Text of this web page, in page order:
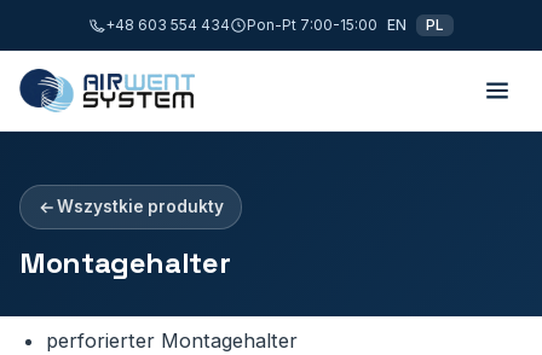
+48 603 554 434 Pon-Pt 7:00-15:00 EN PL
Wszystkie produkty
Montagehalter
perforierter Montagehalter